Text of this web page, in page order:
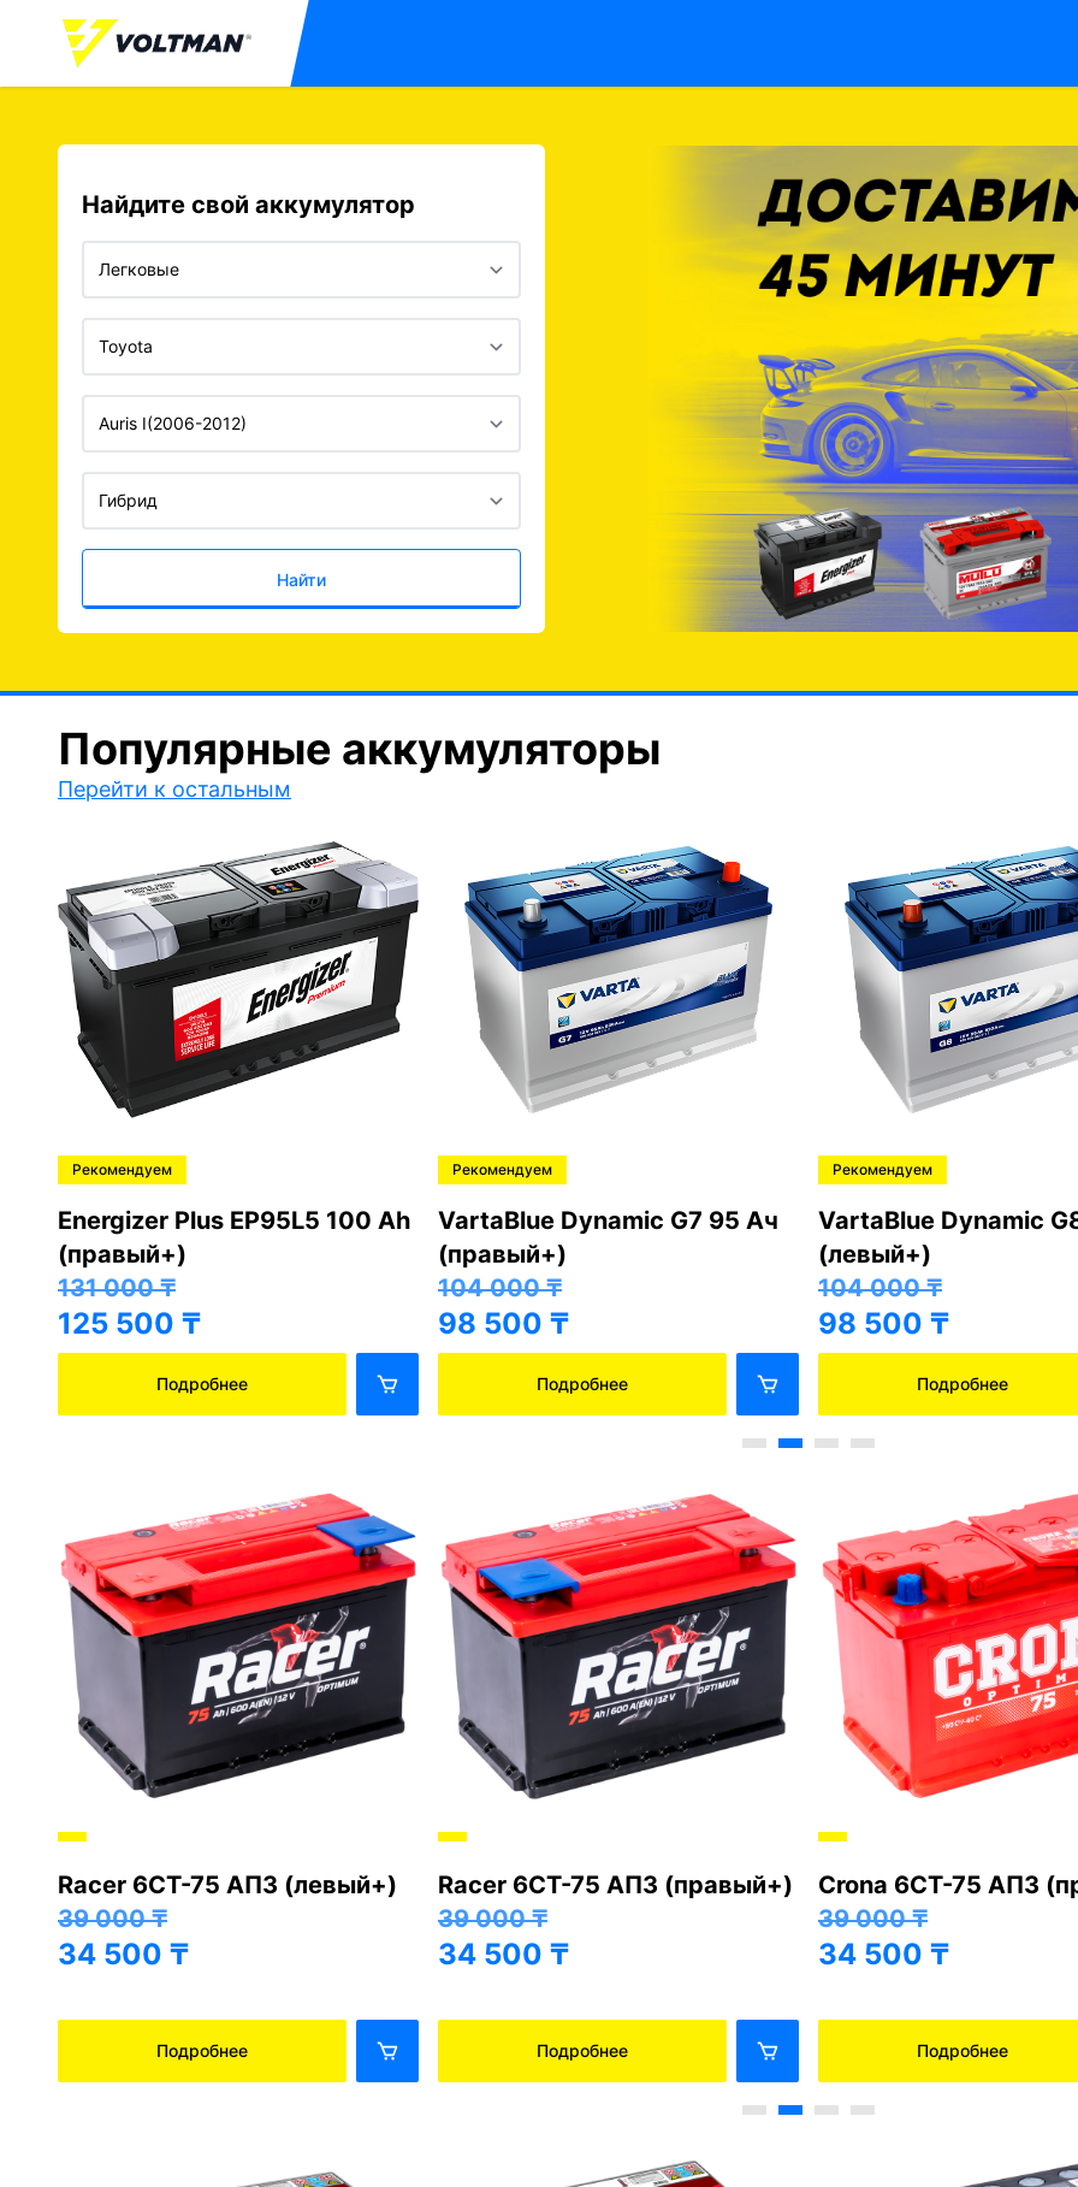
Найдите свой аккумулятор
Найти
Популярные аккумуляторы
Перейти к остальным
Рекомендуем
Energizer Plus EP95L5 100 Ah
(правый+)
131 000₸
125 500 ₸
Подробнее
Рекомендуем
VartaBlue Dynamic G7 95 Ач
(правый+)
104 000₸
98 500 ₸
Подробнее
Рекомендуем
VartaBlue Dynamic
(левый+)
104 000₸
98 500 ₸
Подробнее
Racer 6СТ-75 АПЗ (левый+)
39 000₸
34 500 ₸
Подробнее
Racer 6СТ-75 АПЗ (правый+)
39 000₸
34 500 ₸
Подробнее
Crona 6СТ-75 АПЗ
39 000₸
34 500 ₸
Подробнее